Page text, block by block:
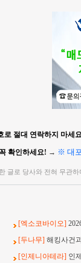
로 절대 연락하지 마세
확인하세요! → ※ 대
글로 당사와 전혀 무관
[엑소코바이오]
[두나무] 해킹사건
[인제니아테라] 인